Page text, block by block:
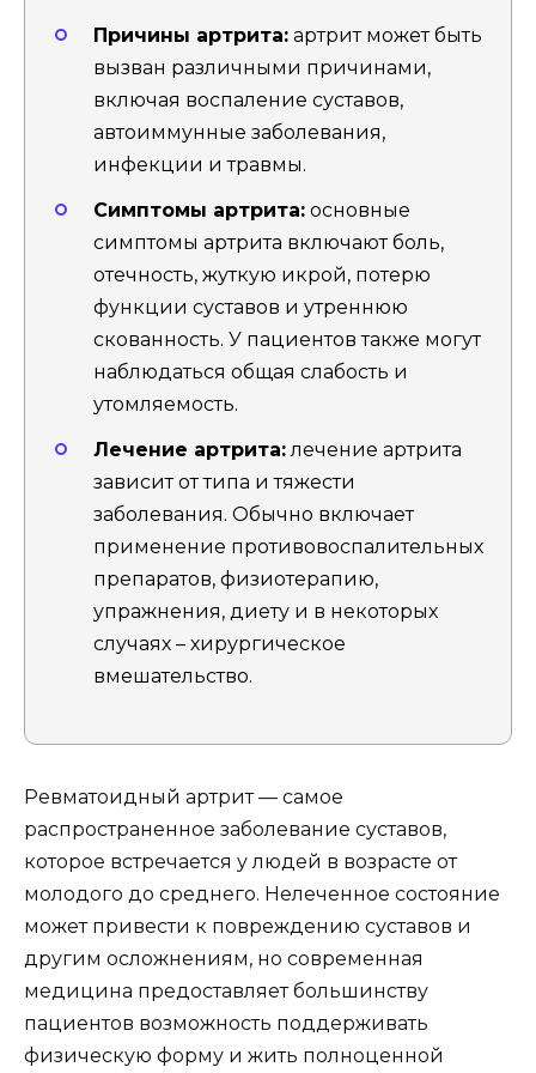
Причины артрита: артрит может быть
вызван различными причинами,
включая воспаление суставов,
автоиммунные заболевания,
инфекции и травмы.
Симптомы артрита: основные
симптомы артрита включают боль,
отечность, жуткую икрой, потерю
функции суставов и утреннюю
скованность. У пациентов также могут
наблюдаться общая слабость и
утомляемость.
Лечение артрита:лечение артрита
зависит от типа и тяжести
заболевания. Обычно включает
применение противовоспалительных
препаратов, физиотерапию,
упражнения, диету и в некоторых
случаях – хирургическое
вмешательство.
Ревматоидный артрит — самое
распространенное заболевание суставов,
которое встречается у людей в возрасте от
молодого до среднего. Нелеченное состояние
может привести к повреждению суставов и
другим осложнениям, но современная
медицина предоставляет большинству
пациентов возможность поддерживать
физическую форму и жить полноценной